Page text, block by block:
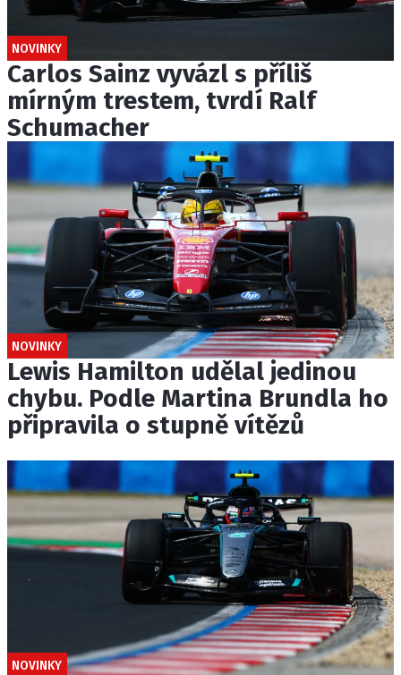
NOVINKY
Carlos Sainz vyvázl s příliš
mírným trestem, tvrdí Ralf
Schumacher
NOVINKY
Lewis Hamilton udělal jedinou
chybu. Podle Martina Brundla ho
připravila o stupně vítězů
NOVINKY